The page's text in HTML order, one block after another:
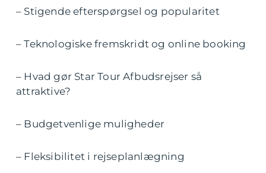
– Stigende efterspørgsel og popularitet
– Teknologiske fremskridt og online booking
– Hvad gør Star Tour Afbudsrejser så
attraktive?
– Budgetvenlige muligheder
– Fleksibilitet i rejseplanlægning